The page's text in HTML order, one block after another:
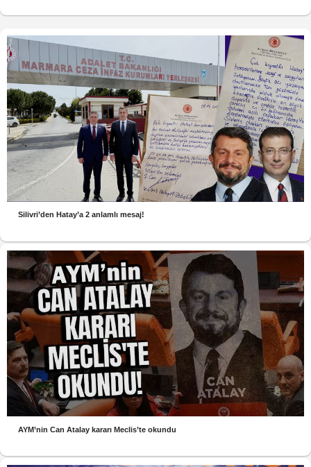
Silivri’den Hatay’a 2 anlamlı mesaj!
AYM’nin Can Atalay kararı Meclis’te okundu